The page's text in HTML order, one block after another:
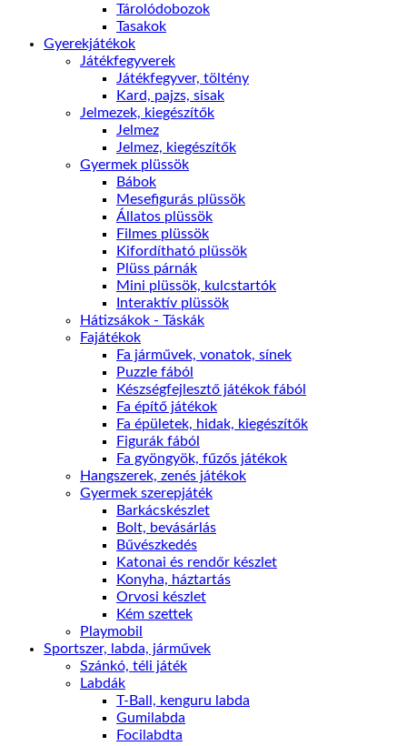
Tárolódobozok
Tasakok
Gyerekjátékok
Játékfegyverek
Játékfegyver, töltény
Kard, pajzs, sisak
Jelmezek, kiegészítők
Jelmez
Jelmez, kiegészítők
Gyermek plüssök
Bábok
Mesefigurás plüssök
Állatos plüssök
Filmes plüssök
Kifordítható plüssök
Plüss párnák
Mini plüssök, kulcstartók
Interaktív plüssök
Hátizsákok - Táskák
Fajátékok
Fa járművek, vonatok, sínek
Puzzle fából
Készségfejlesztő játékok fából
Fa építő játékok
Fa épületek, hidak, kiegészítők
Figurák fából
Fa gyöngyök, fűzős játékok
Hangszerek, zenés játékok
Gyermek szerepjáték
Barkácskészlet
Bolt, bevásárlás
Bűvészkedés
Katonai és rendőr készlet
Konyha, háztartás
Orvosi készlet
Kém szettek
Playmobil
Sportszer, labda, járművek
Szánkó, téli játék
Labdák
T-Ball, kenguru labda
Gumilabda
Focilabdta